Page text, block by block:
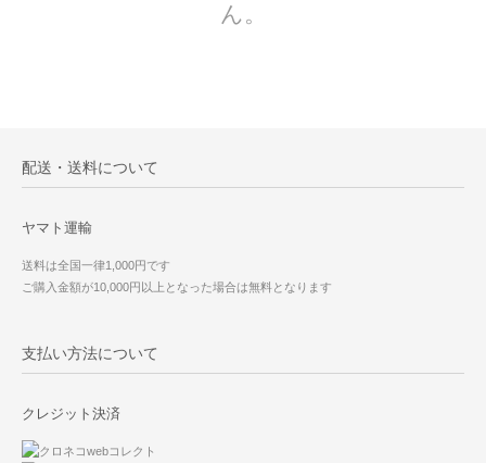
ん。
配送・送料について
ヤマト運輸
送料は全国一律1,000円です
ご購入金額が10,000円以上となった場合は無料となります
支払い方法について
クレジット決済